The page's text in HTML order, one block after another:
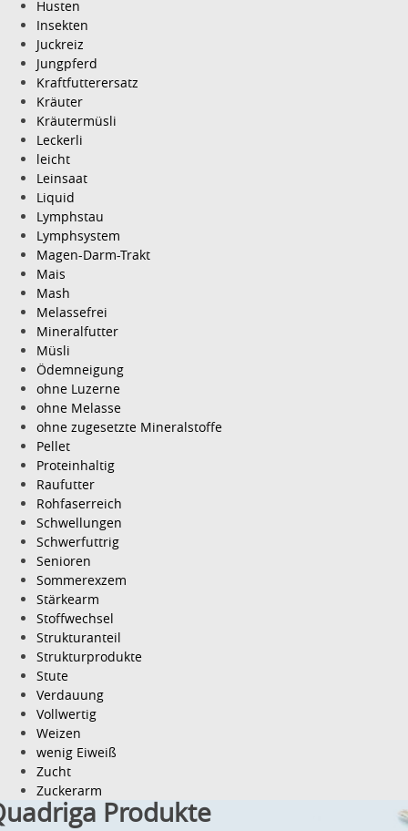
Husten
Insekten
Juckreiz
Jungpferd
Kraftfutterersatz
Kräuter
Kräutermüsli
Leckerli
leicht
Leinsaat
Liquid
Lymphstau
Lymphsystem
Magen-Darm-Trakt
Mais
Mash
Melassefrei
Mineralfutter
Müsli
Ödemneigung
ohne Luzerne
ohne Melasse
ohne zugesetzte Mineralstoffe
Pellet
Proteinhaltig
Raufutter
Rohfaserreich
Schwellungen
Schwerfuttrig
Senioren
Sommerexzem
Stärkearm
Stoffwechsel
Strukturanteil
Strukturprodukte
Stute
Verdauung
Vollwertig
Weizen
wenig Eiweiß
Zucht
Zuckerarm
Produkte